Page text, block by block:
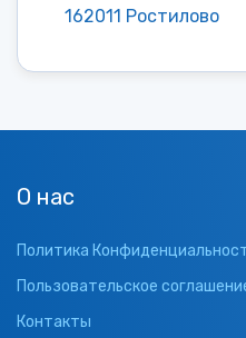
162011 Ростилово
О нас
Политика
Пользовательское
Контакты